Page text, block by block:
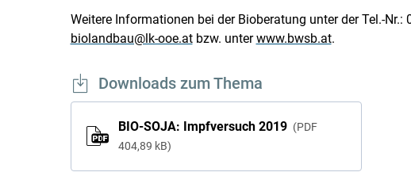
Weitere Informationen bei der Bioberatung unter der Tel.-
biolandbau@lk-ooe.atbzw. unterwww.bwsb.at.
Downloads zum Thema
BIO-SOJA: Impfversuch 2019
PDF
404,89 kB